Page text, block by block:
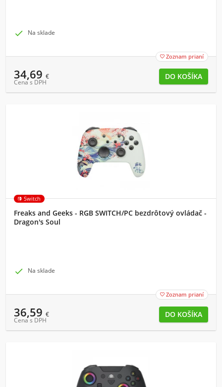
 Na sklade
 Zoznam prianí
34,69 €
Cena s DPH
Switch
Freaks and Geeks - RGB SWITCH/PC bezdrôtový ovládač -
Dragon's Soul
 Na sklade
 Zoznam prianí
36,59 €
Cena s DPH